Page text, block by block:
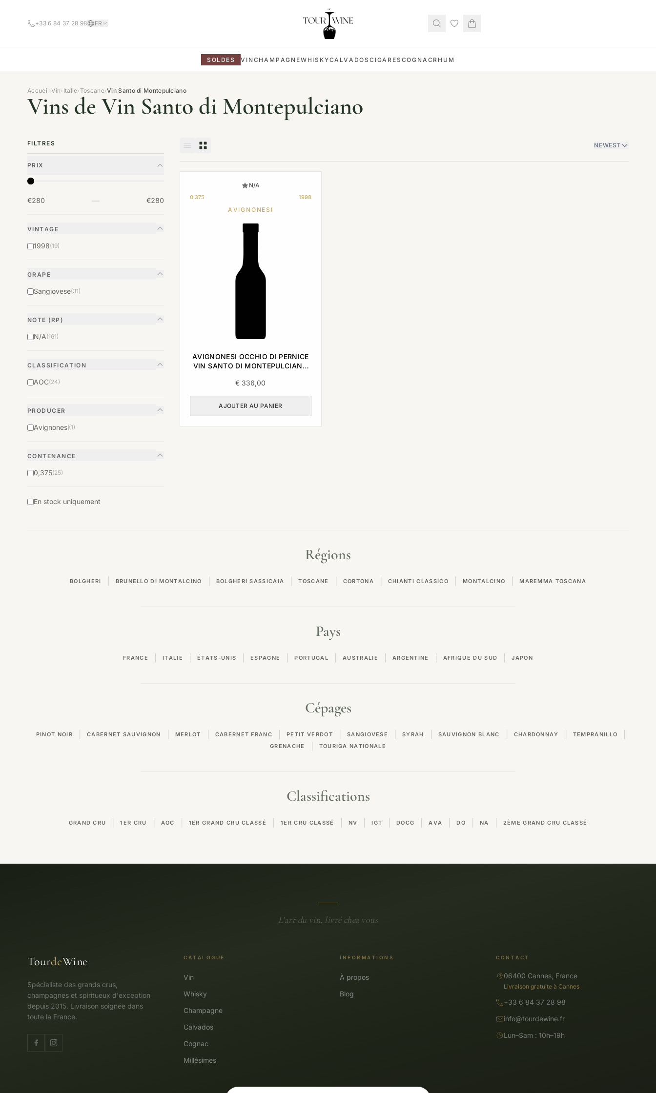
+33 6 84 37 28 98 FR
SOLDES VIN CHAMPAGNEWHISKYCALVADOS CIGARES COGNAC RHUM
Accueil›Vin› Italie›Toscane›Vin Santo di Montepulciano
Vins de Vin Santo di Montepulciano
FILTRES
PRIX
€280 — €280
VINTAGE
1998(19)
GRAPE
Sangiovese(31)
NOTE (RP)
N/A(161)
CLASSIFICATION
AOC(24)
PRODUCER
Avignonesi(1)
CONTENANCE
0,375(25)
En stock uniquement
NEWEST
N/A
0,375 1998
AVIGNONESI
AVIGNONESI OCCHIO DI PERNICE
VIN SANTO DI MONTEPULCIANO
€ 336,00
AJOUTER AU PANIER
Régions
BOLGHERI BRUNELLO DI MONTALCINO BOLGHERI SASSICAIA TOSCANE CORTONA CHIANTI CLASSICO MONTALCINO MAREMMA TOSCANA
Pays
FRANCE ITALIE ÉTATS-UNIS ESPAGNE PORTUGAL AUSTRALIE ARGENTINE AFRIQUE DU SUD JAPON
Cépages
PINOT NOIR CABERNET SAUVIGNON MERLOT CABERNET FRANC PETIT VERDOT SANGIOVESE SYRAH SAUVIGNON BLANC CHARDONNAY TEMPRANILLO
GRENACHE TOURIGA NATIONALE
Classifications
GRAND CRU 1ER CRU AOC 1ER GRAND CRU CLASSÉ 1ER CRU CLASSÉ NV IGT DOCG AVA DO NA 2ÈME GRAND CRU CLASSÉ
L'art du vin, livré chez vous
TourdeWine
Spécialiste des grands crus,
champagnes et spiritueux d'exception
depuis 2015. Livraison soignée dans
toute la France.
CATALOGUE
Vin
Whisky
Champagne
Calvados
Cognac
Millésimes
INFORMATIONS
À propos
Blog
CONTACT
06400 Cannes, France
Livraison gratuite à Cannes
+33 6 84 37 28 98
info@tourdewine.fr
Lun–Sam : 10h–19h